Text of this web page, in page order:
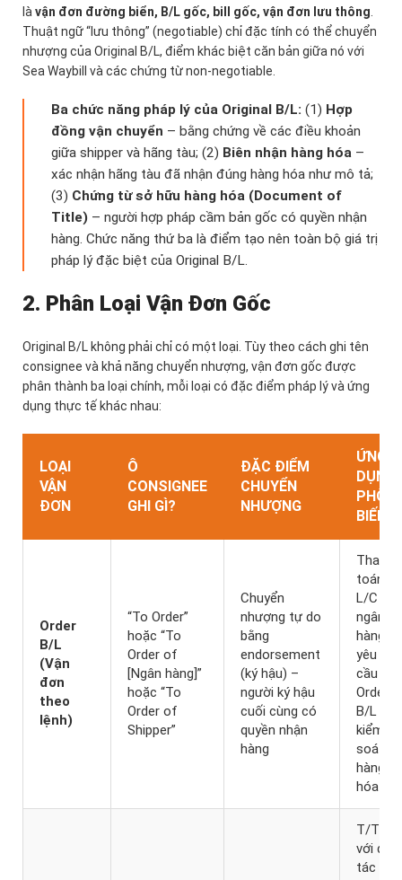
là vận đơn đường biển, B/L gốc, bill gốc, vận đơn lưu thông
Thuật ngữ “lưu thông” (negotiable) chỉ đặc tính có thể chuyển
nhượng của Original B/L, điểm khác biệt căn bản giữa nó với
Sea Waybill và các chứng từ non-negotiable.
Ba chức năng pháp lý của Original B/L: (1) Hợp
đồng vận chuyển – bằng chứng về các điều khoản
giữa shipper và hãng tàu; (2) Biên nhận hàng hóa –
xác nhận hãng tàu đã nhận đúng hàng hóa như mô tả;
(3) Chứng từ sở hữu hàng hóa (Document of
Title) – người hợp pháp cầm bản gốc có quyền nhận
hàng. Chức năng thứ ba là điểm tạo nên toàn bộ giá trị
pháp lý đặc biệt của Original B/L.
2. Phân Loại Vận Đơn Gốc
Original B/L không phải chỉ có một loại. Tùy theo cách ghi tên
consignee và khả năng chuyển nhượng, vận đơn gốc được
phân thành ba loại chính, mỗi loại có đặc điểm pháp lý và ứng
dụng thực tế khác nhau:
LOẠI
VẬN
ĐƠN
Ô
CONSIGNEE
GHI GÌ?
ĐẶC ĐIỂM
CHUYỂN
NHƯỢNG
ỨNG
DỤNG
PHỔ
BIẾN
Order
B/L
(Vận
đơn
theo
lệnh)
“To Order”
hoặc “To
Order of
[Ngân hàng]”
hoặc “To
Order of
Shipper”
Chuyển
nhượng tự do
bằng
endorsement
(ký hậu) –
người ký hậu
cuối cùng có
quyền nhận
hàng
Thanh
toán
L/C –
ngân
hàng
yêu
cầu
Order
B/L để
kiểm
soát
hàng
hóa
T/T
với đối
tác tin